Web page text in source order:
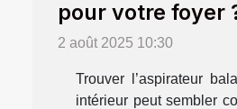
pour votre foyer
2 août 2025 10:30
Trouver l’aspirateur
intérieur peut sembler